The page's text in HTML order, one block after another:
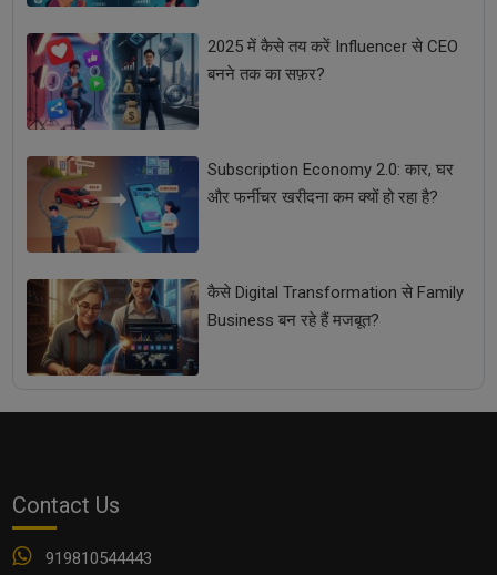
2025 में कैसे तय करें Influencer से CEO
बनने तक का सफ़र?
Subscription Economy 2.0: कार, घर
और फर्नीचर खरीदना कम क्यों हो रहा है?
कैसे Digital Transformation से Family
Business बन रहे हैं मजबूत?
Contact Us
919810544443